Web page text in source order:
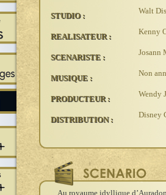
STUDIO :
REALISATEUR :
SCENARISTE :
MUSIQUE :
PRODUCTEUR :
DISTRIBUTION :
Walt
Kenny
Josann
Non
Wendy
Disney
Au royaume idyllique